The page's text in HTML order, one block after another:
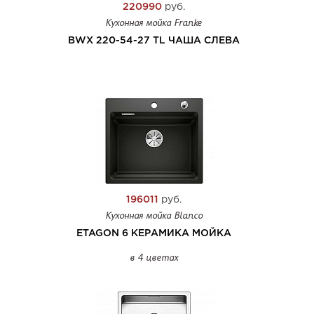
220990руб.
Кухонная мойка Franke
BWX 220-54-27 TL ЧАША СЛЕВА
196011 руб.
Кухонная мойка Blanco
ETAGON 6 КЕРАМИКА МОЙКА
в 4 цветах